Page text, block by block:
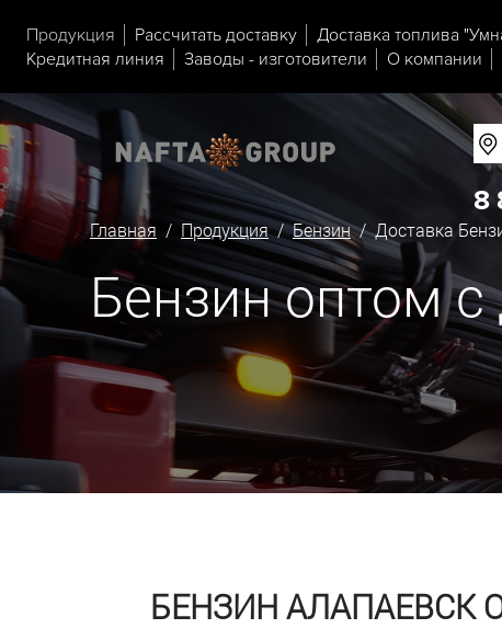
Продукция Рассчитать доставку Доставка топлива
Кредитная линия
Заводы - изготовители О компании
8
Главная / Продукция/Бензин/ Доставка
Бензин оптом с
БЕНЗИН АЛАПАЕВСК